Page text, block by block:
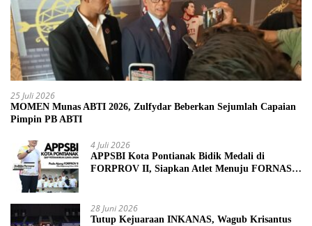
25 Juli 2026
MOMEN Munas ABTI 2026, Zulfydar Beberkan Sejumlah Capaian
Pimpin PB ABTI
4 Juli 2026
APPSBI Kota Pontianak Bidik Medali di
FORPROV II, Siapkan Atlet Menuju FORNAS
28 Juni 2026
Tutup Kejuaraan INKANAS, Wagub Krisantus